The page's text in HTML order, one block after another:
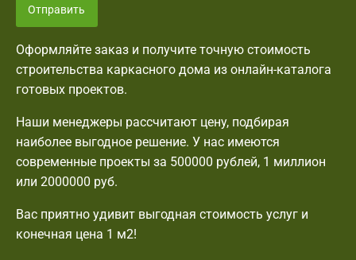
Отправить
Оформляйте заказ и получите точную стоимость
строительства каркасного дома из онлайн-каталога
готовых проектов.
Наши менеджеры рассчитают цену, подбирая
наиболее выгодное решение. У нас имеются
современные проекты за 500000 рублей, 1 миллион
или 2000000 руб.
Вас приятно удивит выгодная стоимость услуг и
конечная цена 1 м2!